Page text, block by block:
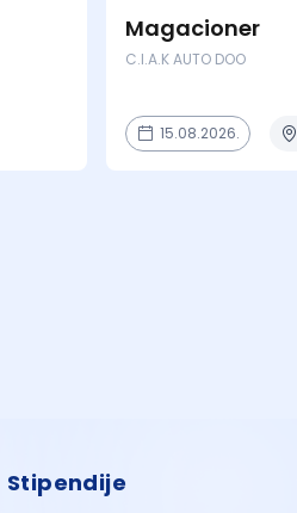
Magacioner
C.I.A.K AUTO DOO
15.08.2026.
Stipendije